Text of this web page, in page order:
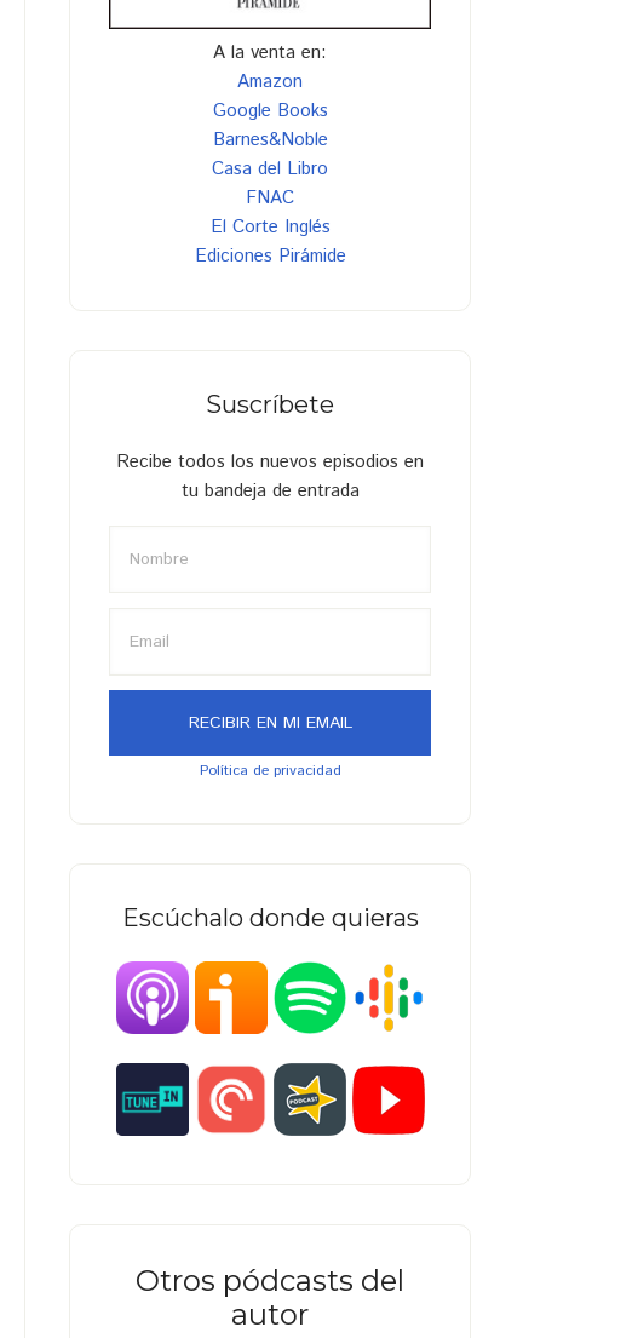
A la venta en:
Amazon
Google Books
Barnes&Noble
Casa del Libro
FNAC
El Corte Inglés
Ediciones Pirámide
Suscríbete
Recibe todos los nuevos episodios en
tu bandeja de entrada
Política de privacidad
Escúchalo donde quieras
Otros pódcasts del
autor